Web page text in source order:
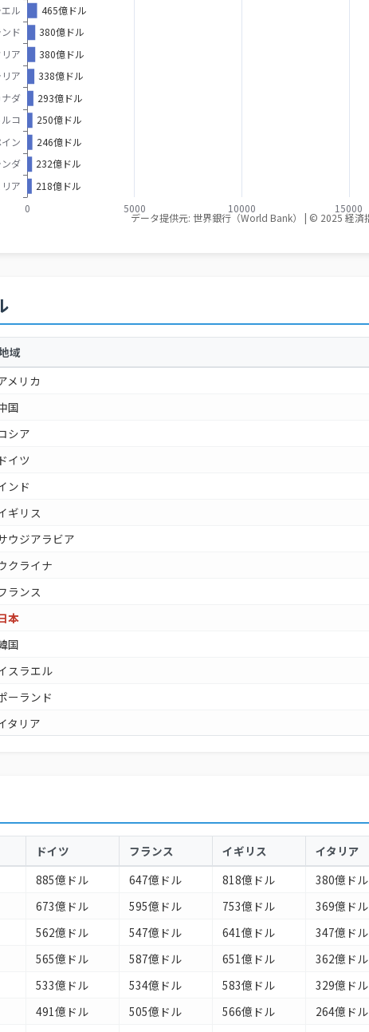
域
メリカ
国
シア
ドイツ
ンド
ギリス
ウジアラビア
クライナ
ランス
本
国
スラエル
ーランド
タリア
ペイン
オランダ
アルジェリア
ブラジル
メキシコ
コロンビア
シンガポール
スウェーデン
ドイツ フランス イギリス イタリア
885億ドル 647億ドル 818億ドル 380億ドル
673億ドル 595億ドル 753億ドル 369億ドル
562億ドル 547億ドル 641億ドル 347億ドル
565億ドル 587億ドル 651億ドル 362億ドル
533億ドル 534億ドル 583億ドル 329億ドル
491億ドル 505億ドル 566億ドル 264億ドル